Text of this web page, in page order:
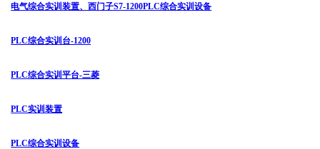
电气综合实训装置、西门子S7-1200PLC综合实训设备
PLC综合实训台-1200
PLC综合实训平台-三菱
PLC实训装置
PLC综合实训设备